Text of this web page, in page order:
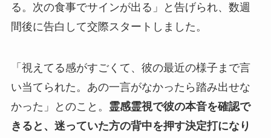
る。次の食事でサインが出る」と告げられ、数週
間後に告白して交際スタートしました。
「視えてる感がすごくて、彼の最近の様子まで言
い当てられた。あの一言がなかったら踏み出せな
かった」とのこと。 霊感霊視で彼の本音を確認で
きると、迷っていた方の背中を押す決定打になり